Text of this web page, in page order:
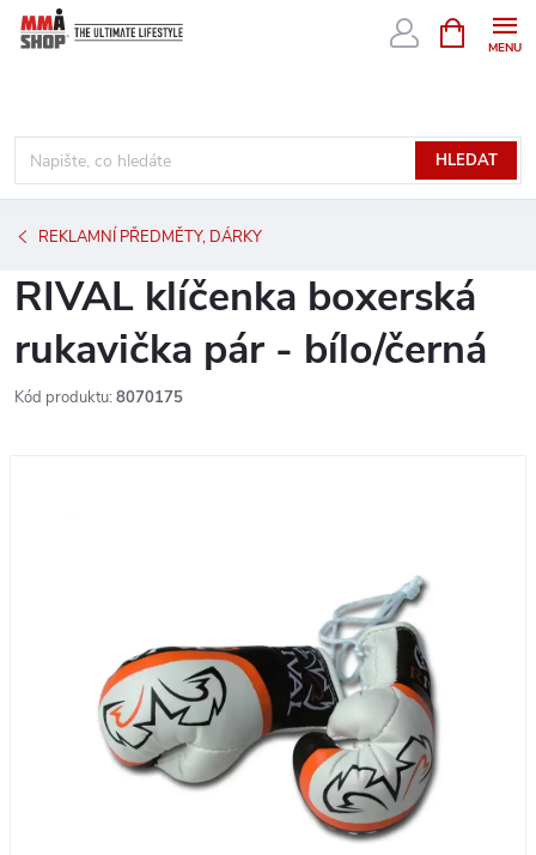
Přejít
HLEDAT
NÁKUPNÍ
KOŠÍK
REKLAMNÍ PŘEDMĚTY, DÁRKY
RIVAL klíčenka boxerská
rukavička pár - bílo/černá
Kód produktu: 8070175